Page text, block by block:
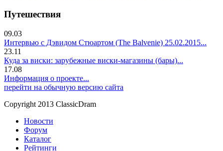
Путешествия
09.03
Интервью с Дэвидом Стюартом (The Balvenie) 25.02.2015...
23.11
Куда за виски: зарубежные виски-магазины (бары)...
17.08
Информация о проекте...
перейти на обычную версию сайта
Copyright 2013 ClassicDram
Новости
Форум
Каталог
Рейтинги